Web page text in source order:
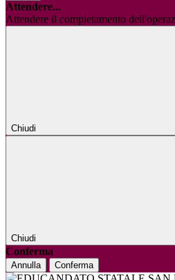
Attendere...
Attendere il completamento
Chiudi
Chiudi
Conferma
Annulla Conferma